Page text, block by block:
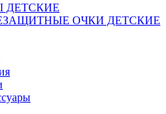
ДЕТСКИЕ
ОЧКИ ДЕТСКИЕ